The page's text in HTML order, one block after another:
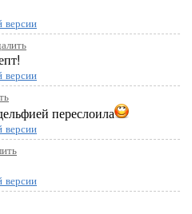
версии
версии
переслоила
версии
версии